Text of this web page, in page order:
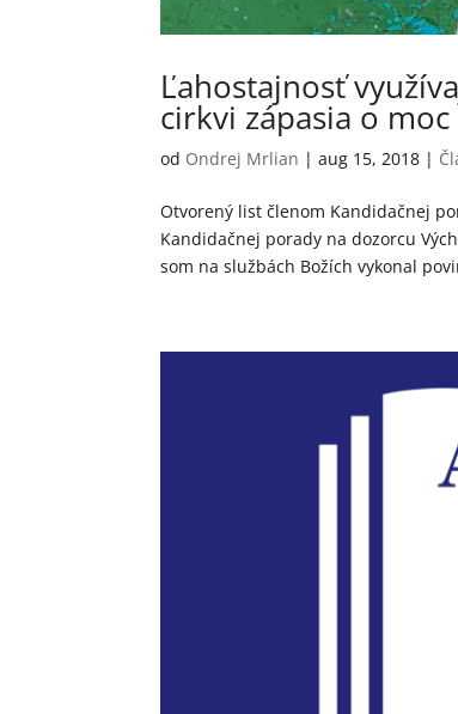
Ľahostajnosť
cirkvi zápasia o moc
od Ondrej Mrlian |aug 15, 2018 |
Otvorený list členom Kandidačnej
Kandidačnej porady na dozorcu
som na službách Božích vykonal